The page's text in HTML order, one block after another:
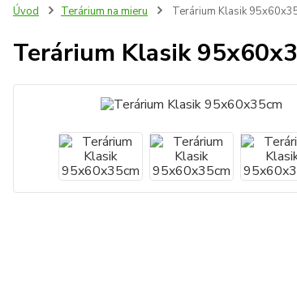
Úvod Terárium na mieru Terárium Klasik
Terárium Klasik